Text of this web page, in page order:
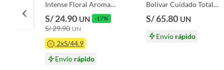
Intense Floral Aroma
Con Notas Florales
Botella 2.6 L
S/ 24.90 UN -17%
S/ 29.90 UN
2xS/44.9
Envío rápido
Bolívar Cuidado Total
S/ 65.80 UN
Envío rápido